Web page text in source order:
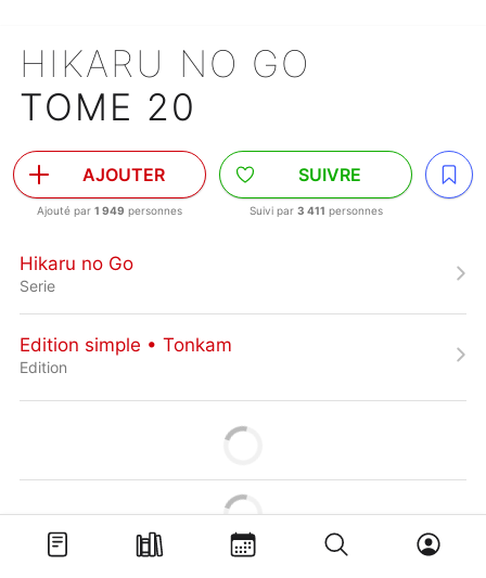
HIKARU NO GO
TOME 20
AJOUTER
Ajouté par 1 949 personnes
SUIVRE
Suivi par 3 411 personnes
Hikaru no Go
Serie
Edition simple • Tonkam
Edition